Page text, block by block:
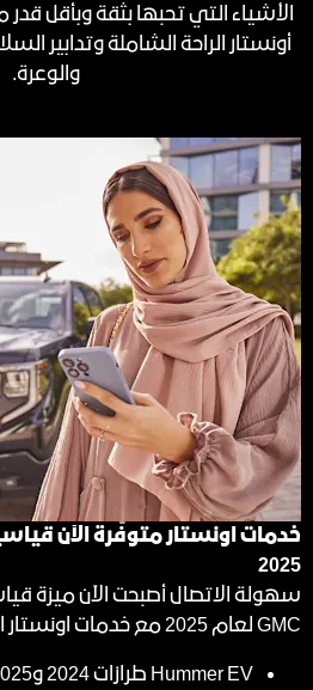
الأشياء التي تحبها بثقة وبأقل
أونستار الراحة الشاملة وتدابير
والوعرة.
خدمات اونستار متوفّرة الآن
2025
سهولة الاتصال أصبحت الآن ميزة
GMC لعام 2025 مع خدمات اونستار المتصلة§.